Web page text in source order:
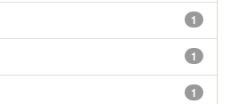
1
1
1